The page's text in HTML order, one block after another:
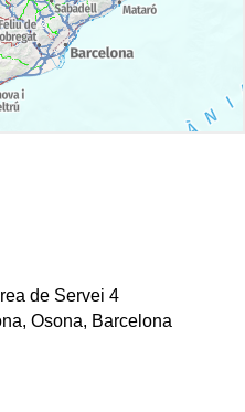
de Servei 4
Osona, Barcelona